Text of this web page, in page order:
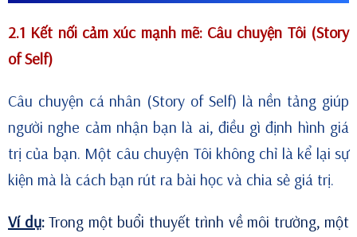
2.1 Kết nối cảm xúc mạnh mẽ: Câu chuyện Tôi (Story
of Self)
Câu chuyện cá nhân (Story of Self) là nền tảng giúp
người nghe cảm nhận bạn là ai, điều gì định hình giá
trị của bạn. Một câu chuyện Tôi không chỉ là kể lại sự
kiện mà là cách bạn rút ra bài học và chia sẻ giá trị.
Ví dụ:Trong một buổi thuyết trình về môi trường, một